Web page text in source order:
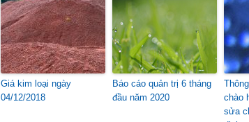
Giá kim loại ngày
04/12/2018
Báo cáo quản trị 6 tháng
đầu năm 2020
chào
sửa